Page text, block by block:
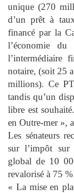
unique (270
d’un prêt à
financé par la
l’économie du
l’intermédiaire
notaire, (soit 25
millions). Ce
tandis qu’un
libre est
en Outre-mer »,
Les sénateurs
sur l’impôt sur
global de 10
revalorisé à 75
« La mise en